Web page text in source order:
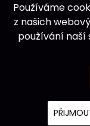
Používáme
z našich
používání naší